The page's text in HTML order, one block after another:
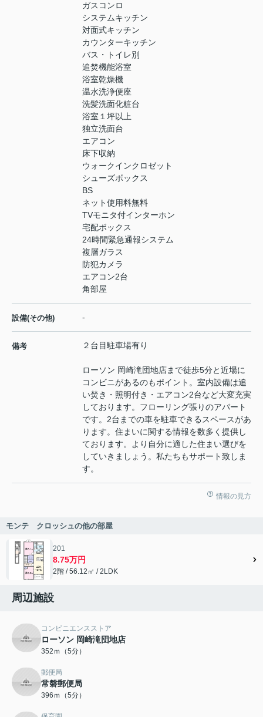
ガスコンロ
システムキッチン
対面式キッチン
カウンターキッチン
バス・トイレ別
追焚機能浴室
浴室乾燥機
温水洗浄便座
洗髪洗面化粧台
浴室１坪以上
独立洗面台
エアコン
床下収納
ウォークインクロゼット
シューズボックス
BS
ネット使用料無料
TVモニタ付インターホン
宅配ボックス
24時間緊急通報システム
複層ガラス
防犯カメラ
エアコン2台
角部屋
設備(その他) -
備考 ２台目駐車場有り
ローソン 岡崎滝団地店まで徒歩5分と近場に
コンビニがあるのもポイント。室内設備は追
い焚き・照明付き・エアコン2台など大変充実
しております。フローリング張りのアパート
です。2台までの車を駐車できるスペースがあ
ります。住まいに関する情報を数多く提供し
ております。より自分に適した住まい選びを
していきましょう。私たちもサポート致しま
す。
情報の見方
モンテ クロッシュの他の部屋
201
8.75万円
2階 / 56.12㎡ / 2LDK
周辺施設
コンビニエンスストア
ローソン 岡崎滝団地店
352ｍ（5分）
郵便局
常磐郵便局
396ｍ（5分）